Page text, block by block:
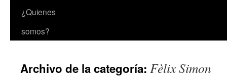
¿Quienes
somos?
Archivo de la categoría: Fèlix Simon